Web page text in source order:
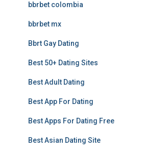
bbrbet colombia
bbrbet mx
Bbrt Gay Dating
Best 50+ Dating Sites
Best Adult Dating
Best App For Dating
Best Apps For Dating Free
Best Asian Dating Site